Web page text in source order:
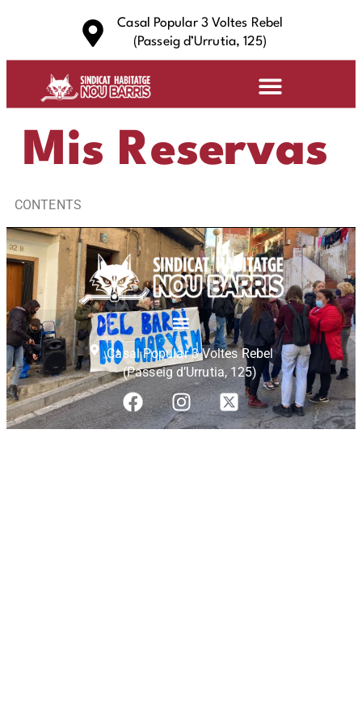
Casal Popular 3 Voltes Rebel
(Passeig d’Urrutia, 125)
Mis Reservas
CONTENTS
Casal Popular 3 Voltes Rebel
(Passeig d’Urrutia, 125)